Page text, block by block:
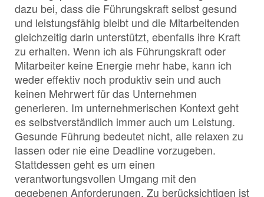
dazu bei, dass die Führungskraft selbst gesund
und leistungsfähig bleibt und die Mitarbeitenden
gleichzeitig darin unterstützt, ebenfalls ihre Kraft
zu erhalten. Wenn ich als Führungskraft oder
Mitarbeiter keine Energie mehr habe, kann ich
weder effektiv noch produktiv sein und auch
keinen Mehrwert für das Unternehmen
generieren. Im unternehmerischen Kontext geht
es selbstverständlich immer auch um Leistung.
Gesunde Führung bedeutet nicht, alle relaxen zu
lassen oder nie eine Deadline vorzugeben.
Stattdessen geht es um einen
verantwortungsvollen Umgang mit den
gegebenen Anforderungen. Zu berücksichtigen ist